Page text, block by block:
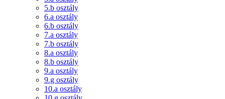
5.b osztály
6.a osztály
6.b osztály
7.a osztály
7.b osztály
8.a osztály
8.b osztály
9.a osztály
9.g osztály
10.a osztály